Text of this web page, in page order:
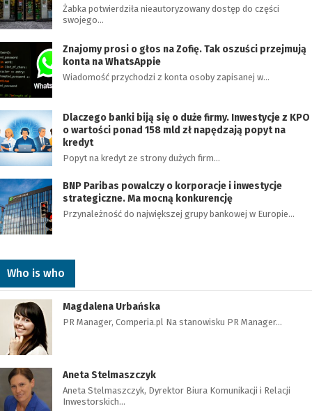
Żabka potwierdziła nieautoryzowany dostęp do części
swojego…
Znajomy prosi o głos na Zofię. Tak oszuści przejmują
konta na WhatsAppie
Wiadomość przychodzi z konta osoby zapisanej w…
Dlaczego banki biją się o duże firmy. Inwestycje z KPO
o wartości ponad 158 mld zł napędzają popyt na
kredyt
Popyt na kredyt ze strony dużych firm…
BNP Paribas powalczy o korporacje i inwestycje
strategiczne. Ma mocną konkurencję
Przynależność do największej grupy bankowej w Europie…
Who is who
Magdalena Urbańska
PR Manager, Comperia.pl Na stanowisku PR Manager…
Aneta Stelmaszczyk
Aneta Stelmaszczyk, Dyrektor Biura Komunikacji i Relacji
Inwestorskich…